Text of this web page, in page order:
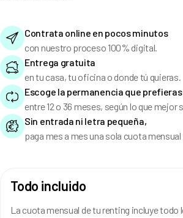
Contrata online en pocos minutos
con nuestro proceso 100% digital.
Entrega gratuita
en tu casa, tu oficina o donde tú quieras.
Escoge la permanencia que prefieras
entre 12 o 36 meses, según lo que mejor
Sin entrada ni letra pequeña,
paga mes a mes una sola cuota
Todo incluido
La cuota mensual de tu renting incluye todo